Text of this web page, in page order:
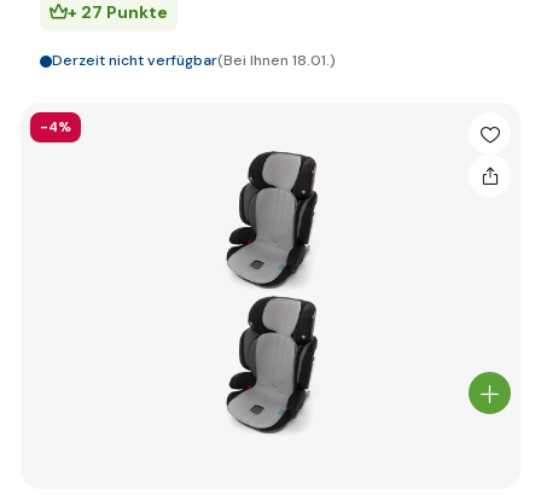
+ 27 Punkte
Derzeit nicht verfügbar(Bei Ihnen 18.01.)
-4%